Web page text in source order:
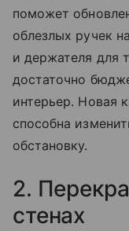
поможет
облезлых ручек на
и держателя для
достаточно
интерьер. Новая
способна
обстановку.
2.
стенах